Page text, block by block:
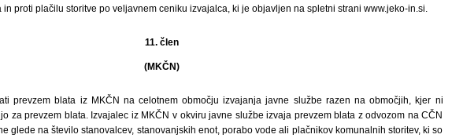
proti plačilu storitve po veljavnem ceniku izvajalca, ki je objavljen na spletni strani www.jeko-in.si.
11. člen
(MKČN)
prevzem blata iz MKČN na celotnem območju izvajanja javne službe razen na območjih, kjer ni
za prevzem blata. Izvajalec iz MKČN v okviru javne službe izvaja prevzem blata z odvozom na CČN
glede na število stanovalcev, stanovanjskih enot, porabo vode ali plačnikov komunalnih storitev, ki so